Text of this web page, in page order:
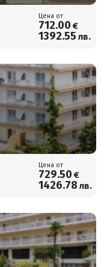
Цена от
712.00 €
1392.55 лв.
Цена от
729.50 €
1426.78 лв.